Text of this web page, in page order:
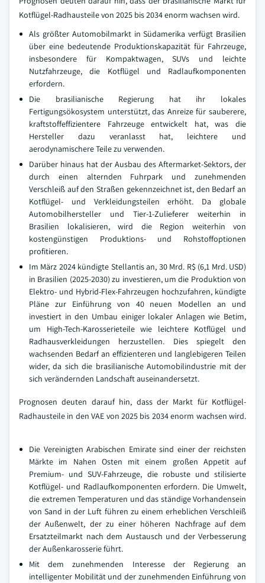
Kotflügel-Radhausteile von 2025 bis 2034 enorm wachsen wird.
Als größter Automobilmarkt in Südamerika verfügt Brasilien
über eine bedeutende Produktionskapazität für Fahrzeuge,
insbesondere für Kompaktwagen, SUVs und leichte
Nutzfahrzeuge, die Kotflügel und Radlaufkomponenten
erfordern.
Die brasilianische Regierung hat ihr lokales
Fertigungsökosystem unterstützt, das Anreize für sauberere,
kraftstoffeffizientere Fahrzeuge entwickelt hat, was die
Hersteller dazu veranlasst hat, leichtere und
aerodynamischere Teile zu verwenden.
Darüber hinaus hat der Ausbau des Aftermarket-Sektors, der
durch einen alternden Fuhrpark und zunehmenden
Verschleiß auf den Straßen gekennzeichnet ist, den Bedarf an
Kotflügel- und Verkleidungsteilen erhöht. Da globale
Automobilhersteller und Tier-1-Zulieferer weiterhin in
Brasilien lokalisieren, wird die Region weiterhin von
kostengünstigen Produktions- und Rohstoffoptionen
profitieren.
Im März 2024 kündigte Stellantis an, 30 Mrd. R$ (6,1 Mrd. USD)
in Brasilien (2025-2030) zu investieren, um die Produktion von
Elektro- und Hybrid-Flex-Fahrzeugen hochzufahren, kündigte
Pläne zur Einführung von 40 neuen Modellen an und
investiert in den Umbau einiger lokaler Anlagen wie Betim,
um High-Tech-Karosserieteile wie leichtere Kotflügel und
Radhausverkleidungen herzustellen. Dies spiegelt den
wachsenden Bedarf an effizienteren und langlebigeren Teilen
wider, da sich die brasilianische Automobilindustrie mit der
sich verändernden Landschaft auseinandersetzt.
Prognosen deuten darauf hin, dass der Markt für Kotflügel-
Radhausteile in den VAE von 2025 bis 2034 enorm wachsen wird.
Die Vereinigten Arabischen Emirate sind einer der reichsten
Märkte im Nahen Osten mit einem großen Appetit auf
Premium- und SUV-Fahrzeuge, die robuste und stilisierte
Kotflügel- und Radlaufkomponenten erfordern. Die Umwelt,
die extremen Temperaturen und das ständige Vorhandensein
von Sand in der Luft führen zu einem erheblichen Verschleiß
der Außenwelt, der zu einer höheren Nachfrage auf dem
Ersatzteilmarkt nach dem Austausch und der Verbesserung
der Außenkarosserie führt.
Mit dem zunehmenden Interesse der Regierung an
intelligenter Mobilität und der zunehmenden Einführung von